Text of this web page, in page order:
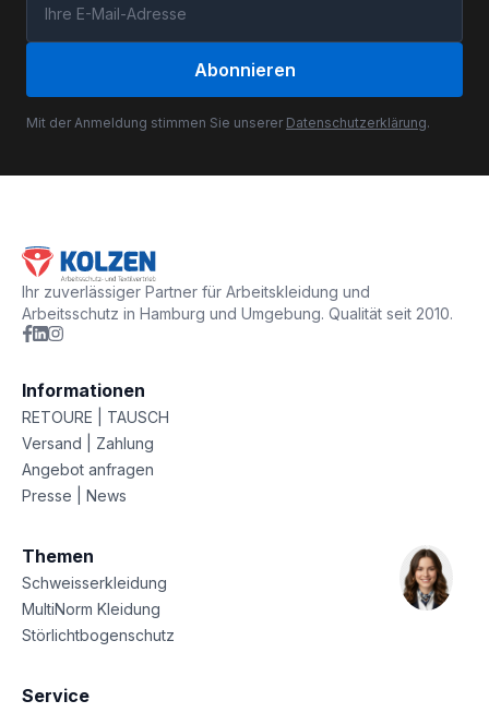
Abonnieren
Mit der Anmeldung stimmen Sie unserer Datenschutzerklärung.
Ihr zuverlässiger Partner für Arbeitskleidung und
Arbeitsschutz in Hamburg und Umgebung. Qualität seit 2010.
Informationen
RETOURE | TAUSCH
Versand | Zahlung
Angebot anfragen
Presse | News
Themen
Schweisserkleidung
MultiNorm Kleidung
Störlichtbogenschutz
Service